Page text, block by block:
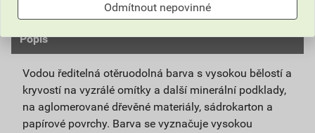
Popis
Vodou ředitelná otěruodolná barva s vysokou bělostí a
kryvostí na vyzrálé omítky a další minerální podklady,
na aglomerované dřevěné materiály, sádrokarton a
papírové povrchy. Barva se vyznačuje vysokou
Odmítnout nepovinné